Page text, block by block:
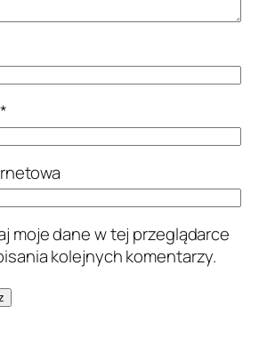
*
moje dane w tej przeglądarce
kolejnych komentarzy.